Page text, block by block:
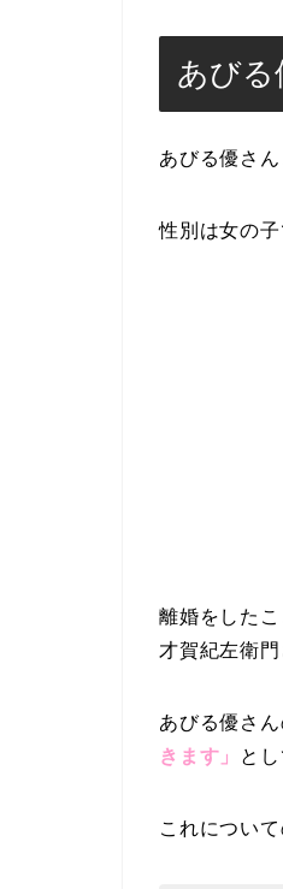
あびる
あびる優さ
性別は女の
離婚をした
才賀紀左衛
あびる優さ
きます」
とし
これについ